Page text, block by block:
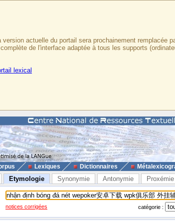
actuelle du portail sera prochainement remplacée
de l'interface adaptée à tous les supports
lexical
Lexiques Dictionnaires
Etymologie Synonymie Antonymie Proxémie
notices corrigées catégorie :